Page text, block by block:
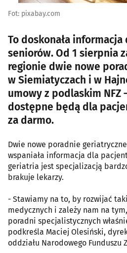
Fot: pixabay.com
To doskonała
seniorów. Od 1 sierpnia
regionie dwie nowe
w Siemiatyczach i w
umowy z podlaskim NFZ
dostępne będą dla
za darmo.
Dwie nowe poradnie
wspaniała informacja dla
geriatria jest specjalizacją
brakuje lekarzy.
- Stawiamy na to, by rozwijać
medycznych i zależy nam na
poradni specjalistycznych
podkreśla Maciej Olesiński,
oddziału Narodowego Funduszu